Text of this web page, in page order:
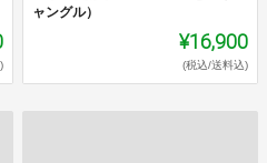
ャングル）
¥16,900
(税込/送料込)